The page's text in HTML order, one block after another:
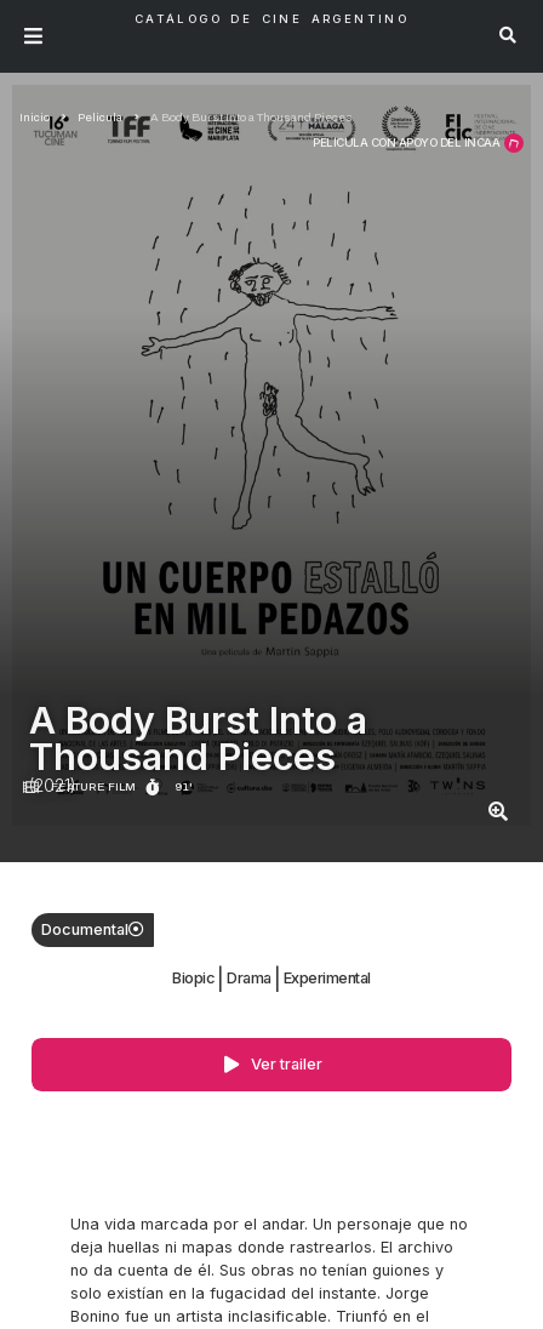
CATÁLOGO DE CINE ARGENTINO
PELÍCULA CON APOYO DEL INCAA
Inicio Pelicula A Body Burst Into a Thousand Pieces
FEATURE FILM 91'
A Body Burst Into a
Thousand Pieces
(2021)
Documental
Biopic Drama Experimental
Ver trailer
Una vida marcada por el andar. Un personaje que no
deja huellas ni mapas donde rastrearlos. El archivo
no da cuenta de él. Sus obras no tenían guiones y
solo existían en la fugacidad del instante. Jorge
Bonino fue un artista inclasificable. Triunfó en el